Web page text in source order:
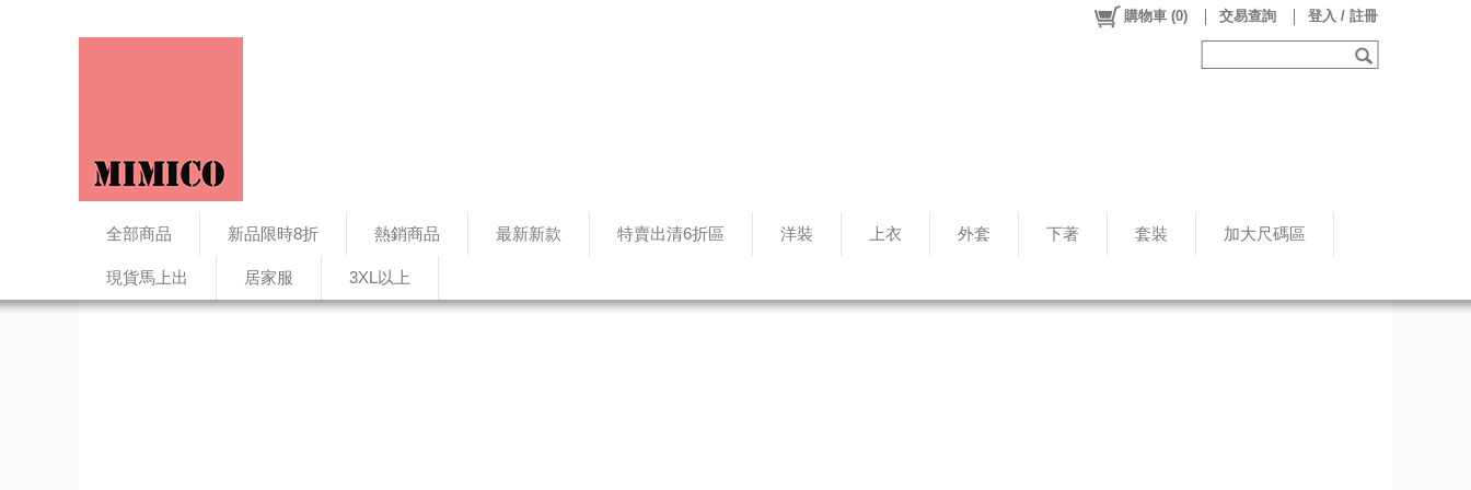
全部商品 新品限時8折 熱銷商品 最新新款 特賣出清6折區 洋裝 上衣 外套 下著 套裝 加大尺碼區
現貨馬上出 居家服 3XL以上
購物車 (0) 交易查詢 登入 / 註冊